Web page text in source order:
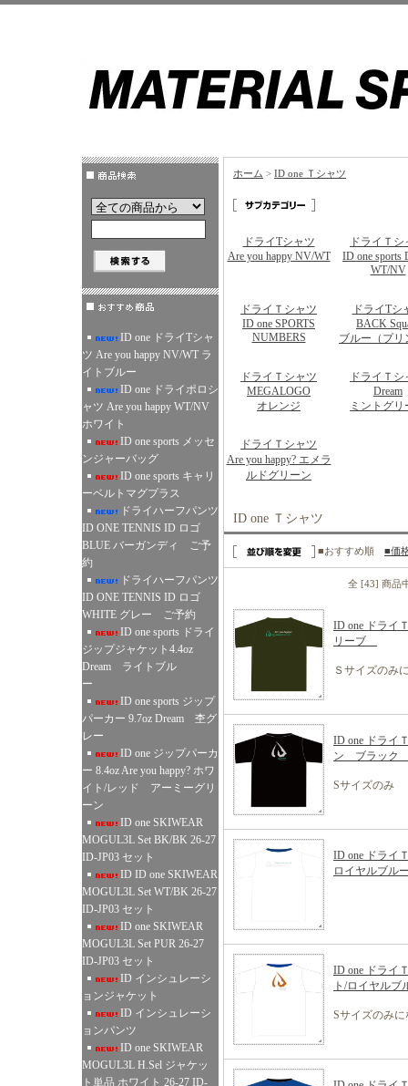
ID one ドライTシャ
ツ Are you happy NV/WT ラ
イトブルー
ID one ドライポロシ
ャツ Are you happy WT/NV
ホワイト
ID one sports メッセ
ンジャーバッグ
ID one sports キャリ
ーベルトマグプラス
ドライハーフパンツ
ID ONE TENNIS ID ロゴ
BLUE バーガンディ ご予
約
ドライハーフパンツ
ID ONE TENNIS ID ロゴ
WHITE グレー ご予約
ID one sports ドライ
ジップジャケット4.4oz
Dream ライトブル
ー
ID one sports ジップ
パーカー 9.7oz Dream 杢グ
レー
ID one ジップパーカ
ー 8.4oz Are you happy? ホワ
イト/レッド アーミーグリ
ーン
ID one SKIWEAR
MOGUL3L Set BK/BK 26-27
ID-JP03 セット
ID ID one SKIWEAR
MOGUL3L Set WT/BK 26-27
ID-JP03 セット
ID one SKIWEAR
MOGUL3L Set PUR 26-27
ID-JP03 セット
ID インシュレーシ
ョンジャケット
ID インシュレーシ
ョンパンツ
ID one SKIWEAR
MOGUL3L H.Sel ジャケッ
ト単品 ホワイト 26-27 ID-
ホーム > ID one Ｔシャツ
ドライTシャツ
Are you happy NV/WT
ドライＴシ
ID one sports
WT/NV
ドライＴシャツ
ID one SPORTS
NUMBERS
ドライTシ
BACK
ブルー（プリ
ドライＴシャツ
MEGALOGO
オレンジ
ドライＴシ
Dream
ミントグリ
ドライＴシャツ
Are you happy? エメラ
ルドグリーン
ID one Ｔシャツ
■おすすめ順 ■価
全 [43] 商品
ID one ドライ
リーブ
Ｓサイズのみ
ID one ドライ
ン ブラッ
Sサイズのみ
ID one ドライ
ロイヤルブ
ID one ドライ
ト/ロイヤル
Sサイズのみ